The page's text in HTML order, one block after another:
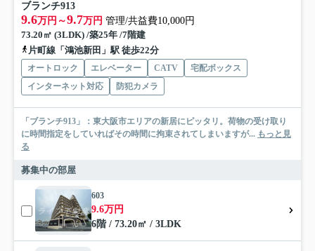
ブランチ913
9.6万円～9.7万円 管理/共益費10,000円
73.20㎡ (3LDK) /築25年 /7階建
片町線「鴻池新田」駅 徒歩22分
オートロック エレベーター CATV
宅配ボックス
インターネット対応
防犯カメラ
「ブランチ913」：東大阪市エリアの新居にピッタリ。荷物の受け取り
に時間指定をしていればその時間に拘束されてしまいますが... もっと見
る
募集中の部屋
603
9.6万円
6階 / 73.20㎡ / 3LDK